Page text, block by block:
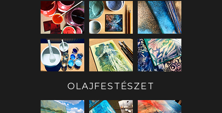
OLAJFESTÉSZET